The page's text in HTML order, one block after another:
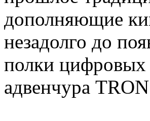
дополняющие
незадолго до
полки цифровых
адвенчура